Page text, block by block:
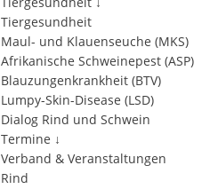
Tiergesundheit
Maul- und Klauenseuche (MKS)
Afrikanische Schweinepest (ASP)
Blauzungenkrankheit (BTV)
Lumpy-Skin-Disease (LSD)
Dialog Rind und Schwein
Termine ↓
Verband & Veranstaltungen
Rind